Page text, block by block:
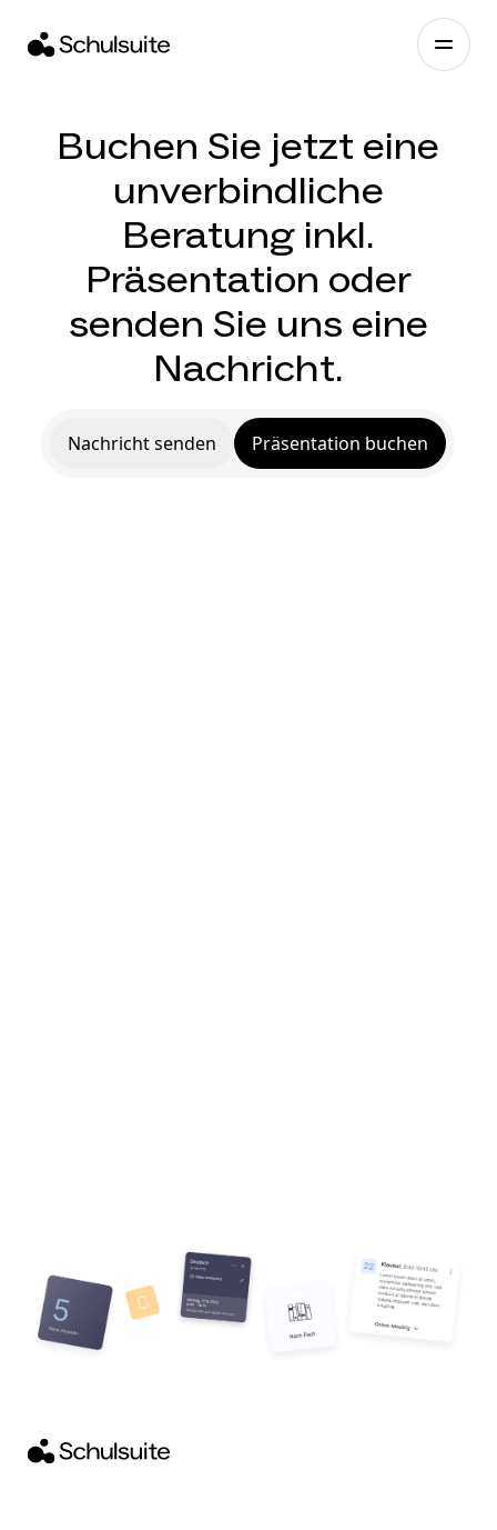
Buchen Sie jetzt eine
unverbindliche
Beratung inkl.
Präsentation oder
senden Sie uns eine
Nachricht.
Nachricht senden Präsentation buchen